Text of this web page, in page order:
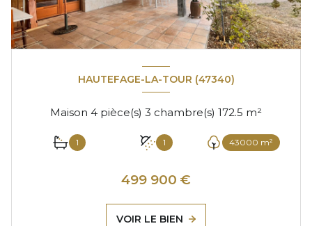
HAUTEFAGE-LA-TOUR (47340)
Maison 4 pièce(s) 3 chambre(s) 172.5 m²
1 1 43000 m²
499 900 €
VOIR LE BIEN